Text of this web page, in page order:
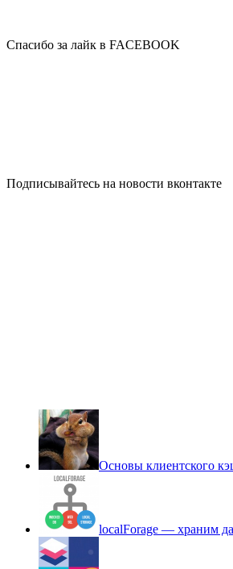
Спасибо за лайк в FACEBOOK
Подписывайтесь на новости вконтакте
Основы клиентского
localForage — храним